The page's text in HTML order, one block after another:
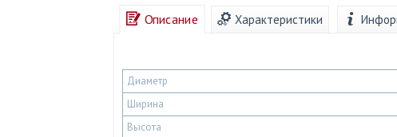
Описание Характеристики
Диаметр
Ширина
Высота